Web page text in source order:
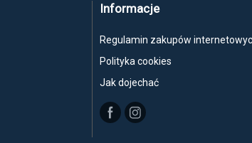
Informacje
Regulamin zakupów
Polityka cookies
Jak dojechać